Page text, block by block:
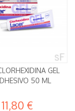
GEL
50 ML
11,80 €